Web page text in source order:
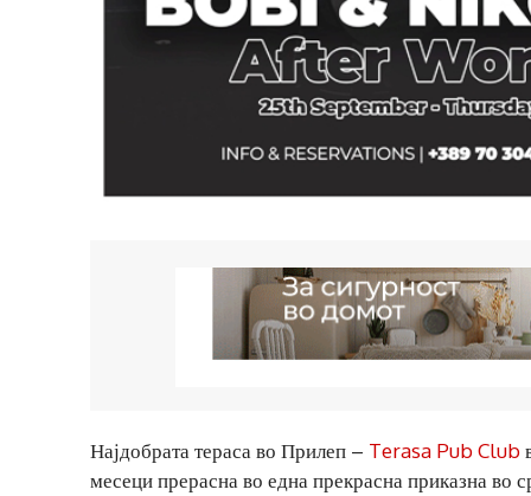
Најдобрата тераса во Прилеп – Terasa Pub Club
месеци прерасна во една прекрасна приказна во